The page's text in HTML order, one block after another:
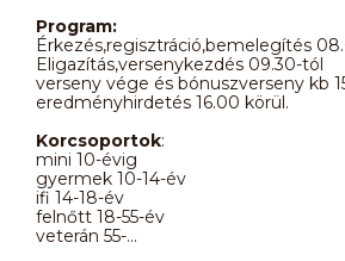
Program:
Érkezés,regisztráció,bemelegítés
Eligazítás,versenykezdés 09.30-tól
verseny vége és bónuszverseny kb
eredményhirdetés 16.00 körül.
Korcsoportok:
mini 10-évig
gyermek 10-14-év
ifi 14-18-év
felnőtt 18-55-év
veterán 55-...